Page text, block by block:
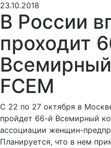
23.10.2018
В России
проходит
FCEM
С 22 по 27 октября в
пройдет 66-й Всемирный
ассоциации женщин-
Планируется, что в нем